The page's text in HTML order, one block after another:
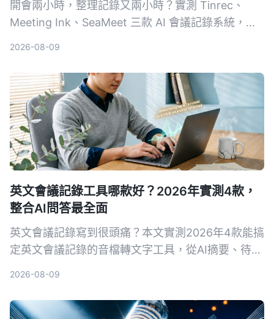
開會兩小時，整理記錄又兩小時？實測 Tinrec、
Meeting Ink、SeaMeet 三款 AI 會議記錄系統，從
2026-08-09
英文會議記錄工具哪款好？2026年實測4款，
整合AI問答最全面
英文會議記錄寫到很頭痛？本文實測2026年4款能搞
定英文會議記錄的音檔轉文字工具，從AI摘要、待辦
2026-08-09